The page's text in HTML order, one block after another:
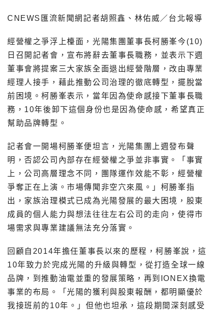
CNEWS匯流新聞網記者胡照鑫、林佑威／台北報導
經營權之爭浮上檯面，光陽集團董事長柯勝峯今(10)
日召開記者會，宣布將辭去董事長職務，並表示下週
董事會將提案三大家族全面退出經營階層，改由專業
經理人接手，藉此推動公司治理的徹底轉型，擺脫當
前困境。柯勝峯表示，當年因為使命感接下董事長職
務，10年後卸下這個身份也是因為使命感，希望真正
幫助品牌轉型。
記者會一開場柯勝峯便坦言，光陽集團上週發布聲
明，否認公司內部存在經營權之爭並非事實。「事實
上，公司高層理念不同，團隊運作效能不彰，經營權
爭奪正在上演。市場傳聞非空穴來風。」柯勝峯指
出，家族治理模式已成為光陽發展的最大困境，股東
成員的個人能力與想法往往左右公司的走向，使得市
場需求與專業建議無法充分落實。
回顧自2014年擔任董事長以來的歷程，柯勝峯說，這
10年致力於完成光陽的升級與轉型，從打造全球一線
品牌，到推動油電並重的發展策略，再到IONEX換電
事業的布局。「光陽的獲利與股東報酬，都明顯優於
我接班前的10年。」但他也坦承，這段期間深刻感受